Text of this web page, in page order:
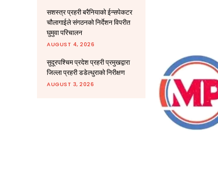
सशस्त्र प्रहरी बरैनियाको ईन्सपेकटर
चौलागाईले संगठनको निर्देशन विपरीत
घुमुवा परिचालन
AUGUST 4, 2026
सुदूरपश्चिम प्रदेश प्रहरी प्रमुखद्वारा
जिल्ला प्रहरी डडेल्धुराको निरीक्षण
AUGUST 3, 2026